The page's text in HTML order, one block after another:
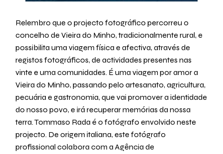
Relembro que o projecto fotográfico percorreu o
concelho de Vieira do Minho, tradicionalmente rural, e
possibilita uma viagem física e afectiva, através de
registos fotográficos, de actividades presentes nas
vinte e uma comunidades. É uma viagem por amor a
Vieira do Minho, passando pelo artesanato, agricultura,
pecuária e gastronomia, que vai promover a identidade
do nosso povo, e irá recuperar memórias da nossa
terra. Tommaso Rada é o fotógrafo envolvido neste
projecto. De origem italiana, este fotógrafo
profissional colabora com a Agência de